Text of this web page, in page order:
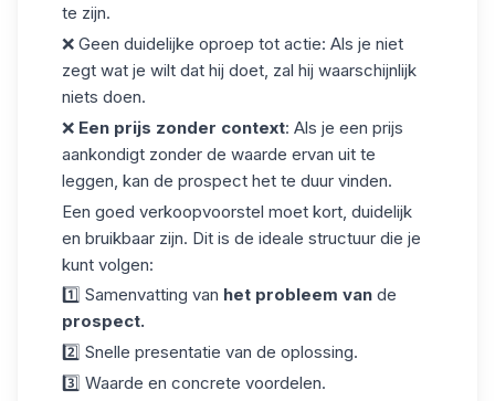
te zijn.
❌ Geen duidelijke oproep tot actie: Als je niet
zegt wat je wilt dat hij doet, zal hij waarschijnlijk
niets doen.
❌ Een prijs zonder context: Als je een prijs
aankondigt zonder de waarde ervan uit te
leggen, kan de prospect het te duur vinden.
Een goed verkoopvoorstel moet kort, duidelijk
en bruikbaar zijn. Dit is de ideale structuur die je
kunt volgen:
1️⃣ Samenvatting van het probleem van de
prospect.
2️⃣ Snelle presentatie van de oplossing.
3️⃣ Waarde en concrete voordelen.